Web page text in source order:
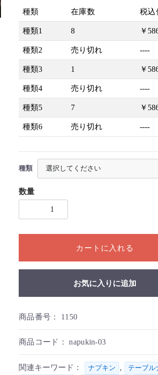
種類 在庫数 税込
種類1 8 ￥
種類2 売り切れ ----
種類3 1 ￥
種類4 売り切れ ----
種類5 7 ￥
種類6 売り切れ ----
種類
数量
1個以上の数量を入力してください
カートに入れる
お気に入りに追加
商品番号： 1150
商品コード：napukin-03
関連キーワード： ナプキン , テーブル